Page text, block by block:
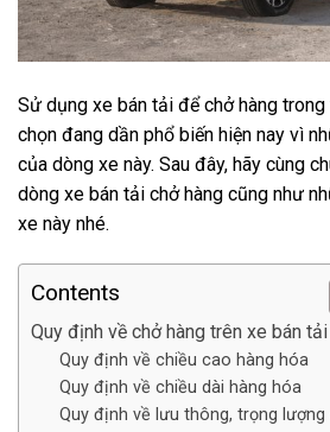
Sử dụng xe bán tải để chở hàng
chọn đang dần phổ biến hiện nay vì
của dòng xe này. Sau đây, hãy cùng
dòng xe bán tải chở hàng cũng như
xe này nhé.
Contents
Quy định về chở hàng trên xe bán tải
Quy định về chiều cao hàng hóa
Quy định về chiều dài hàng hóa
Quy định về lưu thông, trọng lượng